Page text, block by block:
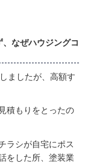
なぜハウジングコ
ましたが、高額す
積もりをとったの
ラシが自宅にポス
をした所、塗装業